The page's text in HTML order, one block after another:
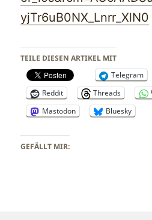
yjTr6uB0NX_Lnrr_XlN0
TEILE DIESEN ARTIKEL MIT
Telegram
Reddit
Threads
Mastodon
Bluesky
GEFÄLLT MIR: